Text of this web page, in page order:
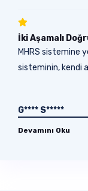
İki Aşamalı
MHRS sistemine
sisteminin, kendi
G**** S*****
Devamını Oku